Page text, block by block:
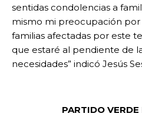
sentidas condolencias a
mismo mi preocupación por
familias afectadas por este
que estaré al pendiente de
necesidades” indicó Jesús
PARTIDO